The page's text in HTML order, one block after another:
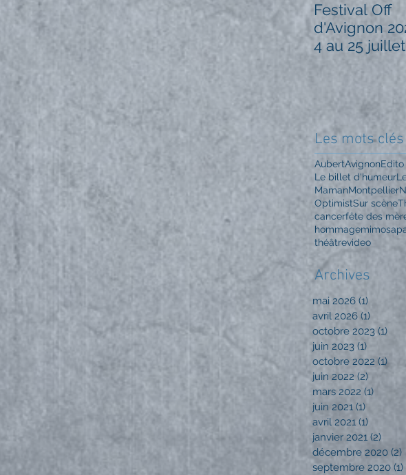
Festival Off
d'Avignon
4 au 25
grand cru
l'auteur
et metteur
scène) que je
m'applique à
Les mots clés
AubertAvignonEdito
Le billet d'humeur
MamanMontpellier
OptimistSur scène
cancerfête des
hommagemimosa
théâtrevideo
Archives
mai 2026 (1)
avril 2026 (1)
octobre 2023 (1)
juin 2023 (1) 1 post
octobre 2022 (1)1
juin 2022 (2)
mars 2022 (1)
juin 2021 (1)
avril 2021 (1)
janvier 2021 (2)
décembre 2020 (2)
septembre 2020 (1)